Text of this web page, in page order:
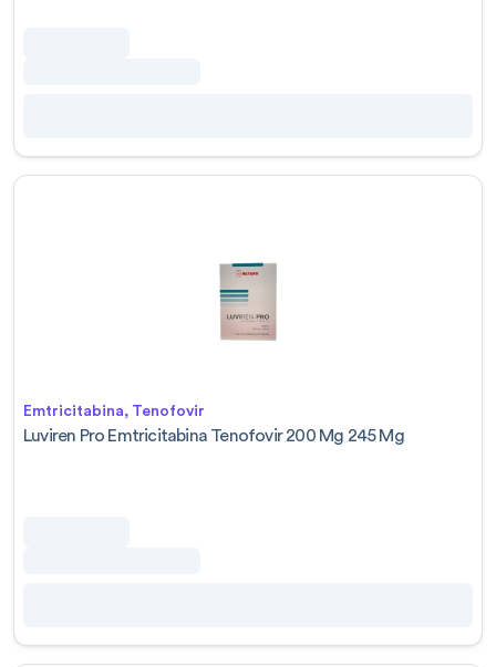
Emtricitabina, Tenofovir
Luviren Pro Emtricitabina Tenofovir 200 Mg 245 Mg